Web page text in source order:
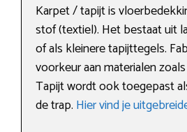
Karpet / tapijt is
stof (textiel). Het bestaat uit
of als kleinere tapijttegels.
voorkeur aan materialen
Tapijt wordt ook toegepast
de trap. Hier vind je